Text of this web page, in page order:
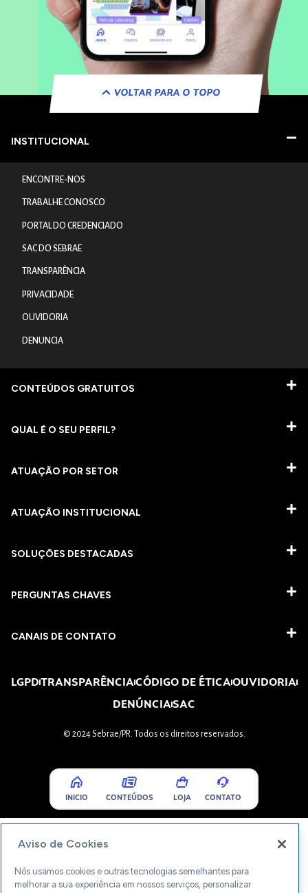
VOLTAR PARA O TOPO
INSTITUCIONAL
ENCONTRE-NOS
TRABALHE CONOSCO
PORTAL DO CREDENCIADO
SAC DO SEBRAE
TRANSPARÊNCIA
PRIVACIDADE
OUVIDORIA
DENUNCIA
CONTEÚDOS GRATUITOS
QUAL É O SEU PERFIL?
ATUAÇÃO POR SETOR
ATUAÇÃO INSTITUCIONAL
SOLUÇÕES DESTACADAS
PERGUNTAS CHAVES​
CANAIS DE CONTATO
LGPDTRANSPARÊNCIACÓDIGO DE ÉTICAOUVIDORIA
DENÚNCIASAC
© 2024 Sebrae/PR. Todos os direitos reservados.
INICIO CONTEÚDOS LOJA CONTATO
Aviso de Cookies
Nós usamos cookies e outras tecnologias semelhantes para
melhorar a sua experiência em nossos serviços, personalizar